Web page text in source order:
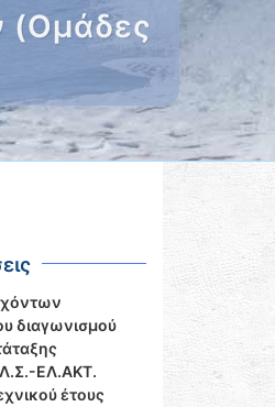
(Ομάδες
διαγωνισμού
ΕΛ.ΑΚΤ.
έτους